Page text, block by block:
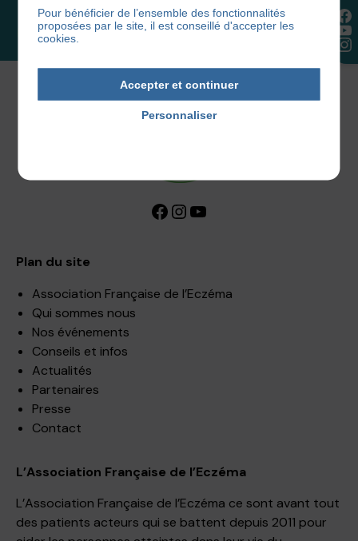
NOUS REJOINDRE
Facebook InstagramYouTube
Plan du site
Association Française de l’Eczéma
Qui sommes nous
Nos événements
Conseils et infos
Actualités
Partenaires
Presse
Contact
L’Association Française de l’Eczéma
L’Association Française de l’Eczéma ce sont avant tout
des patients acteurs qui se battent depuis 2011 pour
Pour bénéficier de l’ensemble des fonctionnalités
proposées par le site, il est conseillé d'accepter les
cookies.
Accepter et continuer
Personnaliser